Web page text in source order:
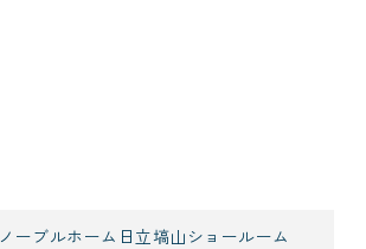
ノーブルホーム日立塙山ショールーム